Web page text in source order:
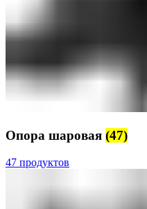
Опора шаровая (47)
47 продуктов